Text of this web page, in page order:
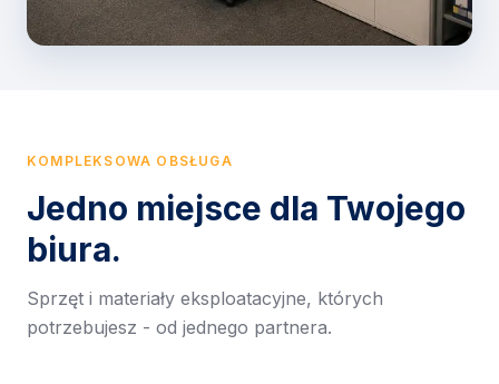
KOMPLEKSOWA OBSŁUGA
Jedno miejsce dla Twojego
biura.
Sprzęt i materiały eksploatacyjne, których
potrzebujesz - od jednego partnera.